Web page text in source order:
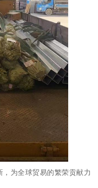
为全球贸易的繁荣贡献力